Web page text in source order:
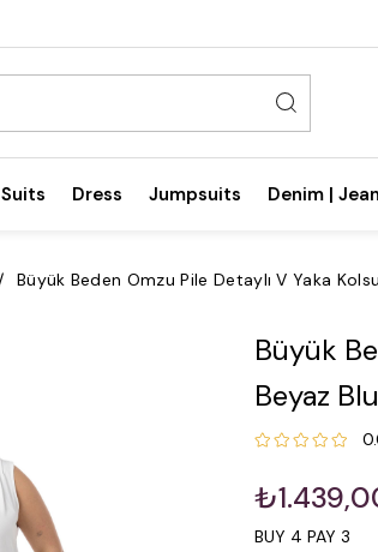
Suits Dress Jumpsuits Denim | Jean
Büyük Beden Omzu Pile Detaylı V Yaka
Büyük
Beyaz
BUY 4 PAY 3